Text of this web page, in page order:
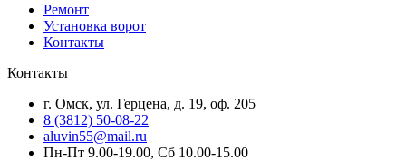
Ремонт
Установка ворот
Контакты
Контакты
г. Омск, ул. Герцена, д. 19, оф. 205
8 (3812) 50-08-22
aluvin55@mail.ru
Пн-Пт 9.00-19.00, Сб 10.00-15.00